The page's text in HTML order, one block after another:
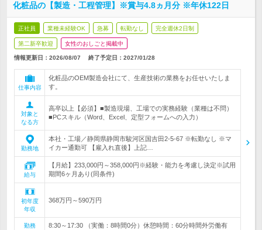
化粧品の【製造・工程管理】※賞与4.8ヵ月分 ※年休122日
正社員 業種未経験OK 急募 転勤なし 完全週休2日制
第二新卒歓迎 女性のおしごと掲載中
情報更新日：2026/08/07 終了予定日： 2027/01/28
仕事内容
化粧品のOEM製造会社にて、生産技術の業務をお任せいたしま
す。
対象と
なる方
高卒以上【必須】■製造現場、工場での実務経験（業種は不問）
■PCスキル（Word、Excel、定型フォームへの入力）
勤務地
本社・工場／静岡県静岡市駿河区国吉田2-5-67 ※転勤なし ※マ
イカー通勤可 【雇入れ直後】上記…
給与
【月給】233,000円～358,000円※経験・能力を考慮し決定※試用
期間6ヶ月あり(同条件)
初年度
年収
368万円～590万円
勤務
8:30～17:30 （実働：8時間0分）休憩時間：60分時間外労働有